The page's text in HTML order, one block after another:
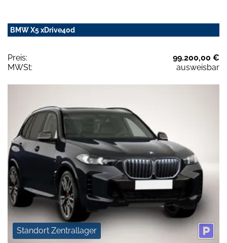
BMW X5 xDrive40d
Preis:
99.200,00 €
MWSt:
ausweisbar
Standort Zentrallager